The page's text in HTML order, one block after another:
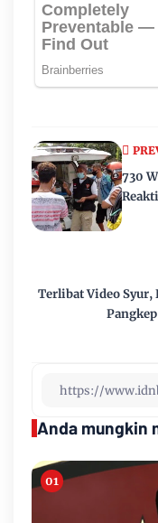
Terlibat Video Syur,
730
Anda mungkin